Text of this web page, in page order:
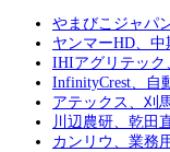
やまびこジャパ
ヤンマーHD、中
IHIアグリテック
InfinityCrest、自
アテックス、刈
川辺農研、乾田
カンリウ、業務